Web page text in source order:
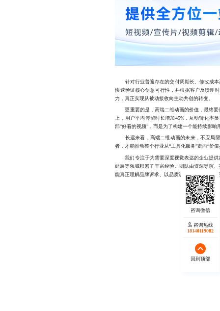
针对行业普遍存在的交付周期长、修改成本
快速验证核心创意可行性，并根据客户反馈即
力，真正实现从被动接收向主动共创的转变。
更重要的是，高端二维动画的价值，最终要
上，用户平均停留时长增加45%，互动转化率
部“好看的视频”，而是为了构建一个能持续影
长远来看，高端二维动画的未来，不应局限
者，才能推动整个行业从“工具化服务”走向“价
我们专注于为需要深度视觉表达的企业提供
延展等领域积累了丰富经验。团队由资深导演
能真正理解品牌诉求、以品质说话的二维动画制
咨询热线
18140119082
回到顶部